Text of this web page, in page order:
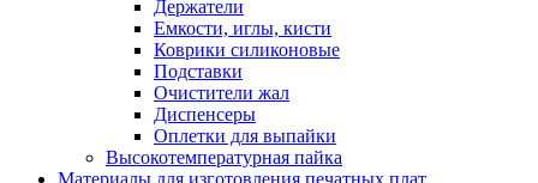
Держатели
Емкости, иглы, кисти
Коврики силиконовые
Подставки
Очистители жал
Диспенсеры
Оплетки для выпайки
Высокотемпературная пайка
Материалы для изготовления печатных плат